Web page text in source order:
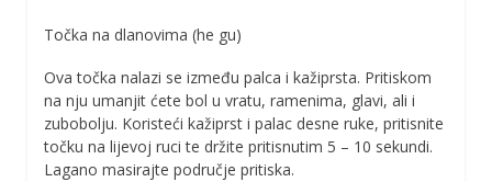
Točka na dlanovima (he gu)
Ova točka nalazi se između palca i kažiprsta. Pritiskom
na nju umanjit ćete bol u vratu, ramenima, glavi, ali i
zubobolju. Koristeći kažiprst i palac desne ruke, pritisnite
točku na lijevoj ruci te držite pritisnutim 5 – 10 sekundi.
Lagano masirajte područje pritiska.